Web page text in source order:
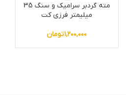
مته گردبر سرامیک و سنگ 35
میلیمتر فرزی کت
۱,۲۰۰,۰۰۰تومان